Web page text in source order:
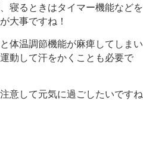
寝るときはタイマー機能などを
大事ですね！
体温調節機能が麻痺してしまい
動して汗をかくことも必要で
意して元気に過ごしたいですね